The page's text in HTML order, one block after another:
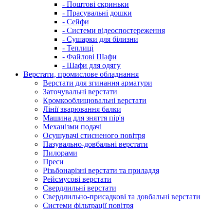
- Поштові скриньки
- Прасувальні дошки
- Сейфи
- Системи відеоспостереження
- Сушарки для білизни
- Теплиці
- Файлові Шафи
- Шафи для одягу
Верстати, промислове обладнання
Верстати для згинання арматури
Заточувальні верстати
Кромкооблицювальні верстати
Лінії зварювання балки
Машина для зняття пір'я
Механізми подачі
Осушувачі стисненого повітря
Пазувально-довбальні верстати
Пилорами
Преси
Різьбонарізні верстати та приладдя
Рейсмусові верстати
Свердлильні верстати
Свердлильно-присадкові та довбальні верстати
Системи фільтрації повітря